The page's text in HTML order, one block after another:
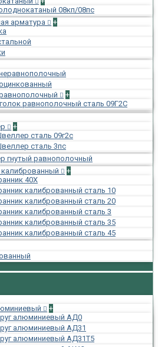
08кп/08пс
арматура
+
+
равнополочный сталь 09Г2С
+
сталь 09г2с
сталь 3пс
гнутый равнополочный
+
40Х
калиброванный сталь 10
калиброванный сталь 20
калиброванный сталь 3
калиброванный сталь 35
калиброванный сталь 45
+
алюминиевый АД0
алюминиевый АД31
алюминиевый АД31Т5